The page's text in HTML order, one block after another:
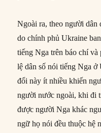
Ngoài ra, theo người dân
do chính phủ Ukraine
tiếng Nga trên báo chí
lệ dân số nói tiếng Nga
đổi này ít nhiều khiến
người nước ngoài, khi đi
được người Nga khác
ngữ họ nói đều thuộc hệ